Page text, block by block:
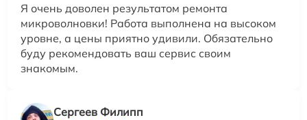
Я очень доволен результатом ремонта
микроволновки! Работа выполнена на высоком
уровне, а цены приятно удивили. Обязательно
буду рекомендовать ваш сервис своим
знакомым.
Сергеев Филипп